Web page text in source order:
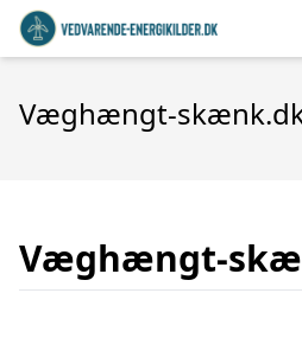
Væghængt-
Væghængt-